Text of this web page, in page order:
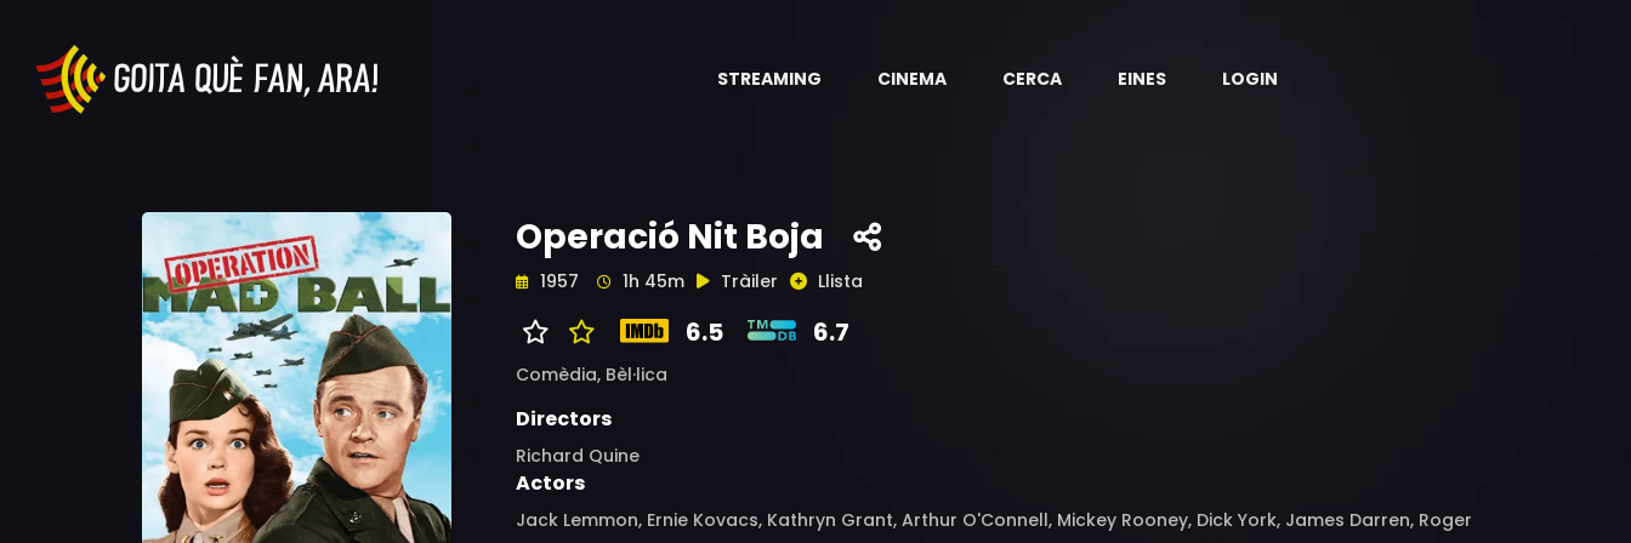
STREAMING CINEMA CERCA EINES LOGIN
Operació Nit Boja
1957 1h 45m Tràiler Llista
6.5 6.7
Comèdia, Bèl·lica
Directors
Richard Quine
Actors
Jack Lemmon, Ernie Kovacs, Kathryn Grant, Arthur O'Connell, Mickey Rooney, Dick York, James Darren, Roger